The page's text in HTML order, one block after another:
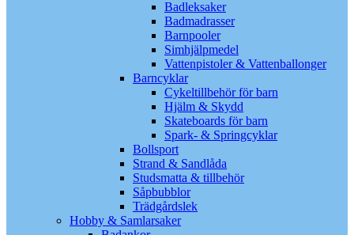
Badleksaker
Badmadrasser
Barnpooler
Simhjälpmedel
Vattenpistoler & Vattenballonger
Barncyklar
Cykeltillbehör för barn
Hjälm & Skydd
Skateboards för barn
Spark- & Springcyklar
Bollsport
Strand & Sandlåda
Studsmatta & tillbehör
Såpbubblor
Trädgårdslek
Hobby & Samlarsaker